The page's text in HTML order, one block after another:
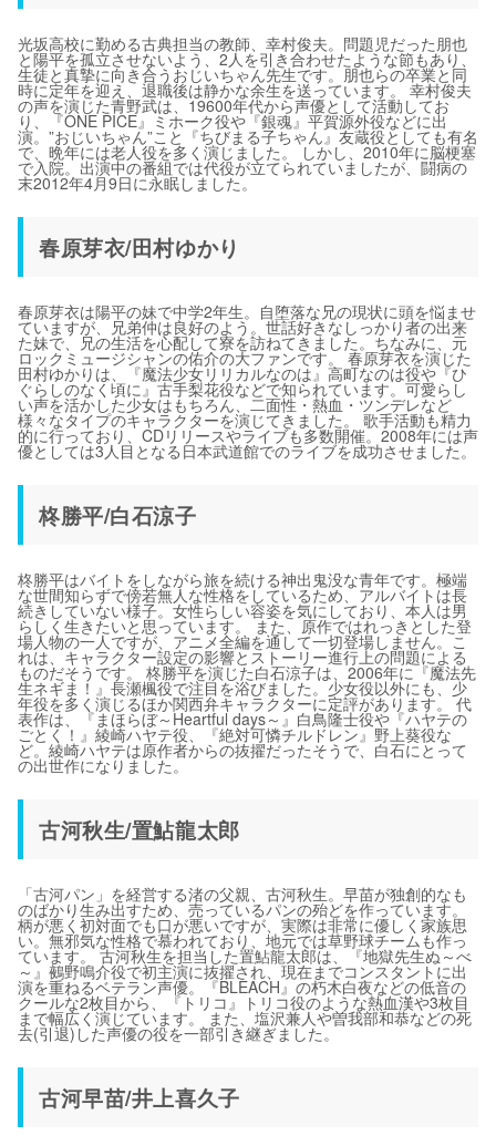
光坂高校に勤める古典担当の教師、幸村俊夫。問題児だった朋也
と陽平を孤立させないよう、2人を引き合わせたような節もあり、
生徒と真摯に向き合うおじいちゃん先生です。朋也らの卒業と同
時に定年を迎え、退職後は静かな余生を送っています。 幸村俊夫
の声を演じた青野武は、19600年代から声優として活動してお
り、『ONE PICE』ミホーク役や『銀魂』平賀源外役などに出
演。”おじいちゃん”こと『ちびまる子ちゃん』友蔵役としても有名
で、晩年には老人役を多く演じました。 しかし、2010年に脳梗塞
で入院。出演中の番組では代役が立てられていましたが、闘病の
末2012年4月9日に永眠しました。
春原芽衣/田村ゆかり
春原芽衣は陽平の妹で中学2年生。自堕落な兄の現状に頭を悩ませ
ていますが、兄弟仲は良好のよう。世話好きなしっかり者の出来
た妹で、兄の生活を心配して寮を訪ねてきました。ちなみに、元
ロックミュージシャンの佑介の大ファンです。 春原芽衣を演じた
田村ゆかりは、『魔法少女リリカルなのは』高町なのは役や『ひ
ぐらしのなく頃に』古手梨花役などで知られています。可愛らし
い声を活かした少女はもちろん、二面性・熱血・ツンデレなど
様々なタイプのキャラクターを演じてきました。 歌手活動も精力
的に行っており、CDリリースやライブも多数開催。2008年には声
優としては3人目となる日本武道館でのライブを成功させました。
柊勝平/白石涼子
柊勝平はバイトをしながら旅を続ける神出鬼没な青年です。極端
な世間知らずで傍若無人な性格をしているため、アルバイトは長
続きしていない様子。女性らしい容姿を気にしており、本人は男
らしく生きたいと思っています。 また、原作ではれっきとした登
場人物の一人ですが、アニメ全編を通して一切登場しません。こ
れは、キャラクター設定の影響とストーリー進行上の問題による
ものだそうです。 柊勝平を演じた白石涼子は、2006年に『魔法先
生ネギま！』長瀬楓役で注目を浴びました。少女役以外にも、少
年役を多く演じるほか関西弁キャラクターに定評があります。 代
表作は、『まほらぼ～Heartful days～』白鳥隆士役や『ハヤテの
ごとく！』綾崎ハヤテ役、『絶対可憐チルドレン』野上葵役な
ど。綾崎ハヤテは原作者からの抜擢だったそうで、白石にとって
の出世作になりました。
古河秋生/置鮎龍太郎
「古河パン」を経営する渚の父親、古河秋生。早苗が独創的なも
のばかり生み出すため、売っているパンの殆どを作っています。
柄が悪く初対面でも口が悪いですが、実際は非常に優しく家族思
い。無邪気な性格で慕われており、地元では草野球チームも作っ
ています。 古河秋生を担当した置鮎龍太郎は、『地獄先生ぬ～べ
～』鵺野鳴介役で初主演に抜擢され、現在までコンスタントに出
演を重ねるベテラン声優。『BLEACH』の朽木白夜などの低音の
クールな2枚目から、『トリコ』トリコ役のような熱血漢や3枚目
まで幅広く演じています。 また、塩沢兼人や曽我部和恭などの死
去(引退)した声優の役を一部引き継ぎました。
古河早苗/井上喜久子